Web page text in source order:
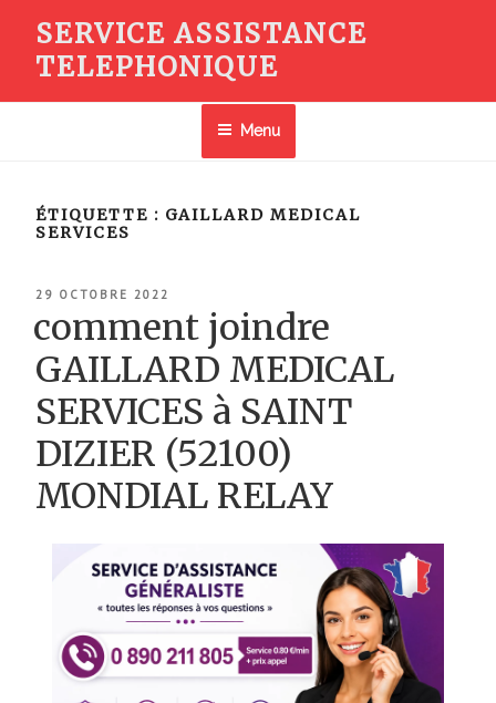
contenu
SERVICE ASSISTANCE
TELEPHONIQUE
Menu
ÉTIQUETTE : GAILLARD MEDICAL
SERVICES
PUBLIÉ
29 OCTOBRE 2022
comment joindre
GAILLARD MEDICAL
SERVICES à SAINT
DIZIER (52100)
MONDIAL RELAY